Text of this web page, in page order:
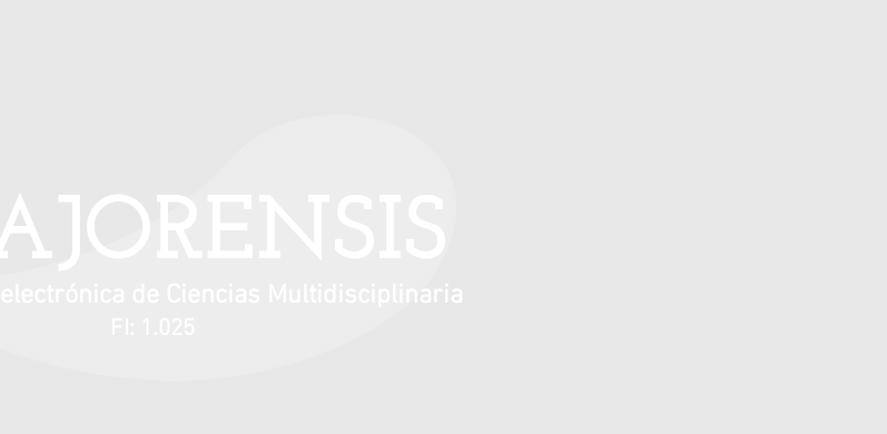
electrónica de Ciencias Multidisciplinaria